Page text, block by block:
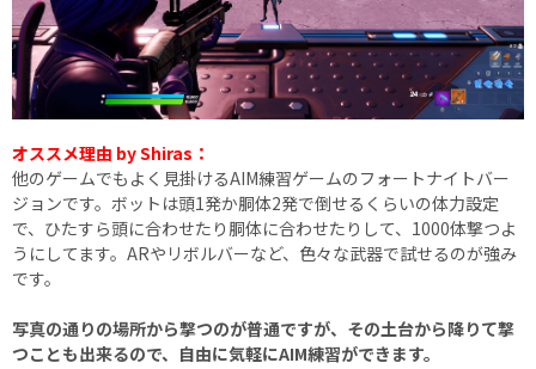
オススメ理由 by Shiras：
他のゲームでもよく見掛けるAIM練習ゲームのフォートナイトバー
ジョンです。ボットは頭1発か胴体2発で倒せるくらいの体力設定
で、ひたすら頭に合わせたり胴体に合わせたりして、1000体撃つよ
うにしてます。ARやリボルバーなど、色々な武器で試せるのが強み
です。
写真の通りの場所から撃つのが普通ですが、その土台から降りて撃
つことも出来るので、自由に気軽にAIM練習ができます。